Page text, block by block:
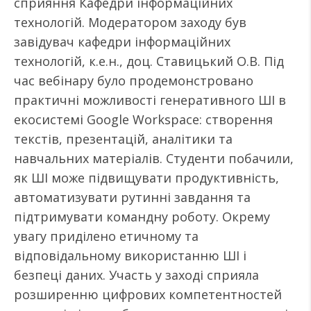
технологій. Модератором заходу був
завідувач кафедри інформаційних
технологій, к.е.н., доц. Ставицький О.В. Під
час вебінару було продемонстровано
практичні можливості генеративного ШІ в
екосистемі Google Workspace: створення
текстів, презентацій, аналітики та
навчальних матеріалів. Студенти побачили,
як ШІ може підвищувати продуктивність,
автоматизувати рутинні завдання та
підтримувати командну роботу. Окрему
увагу приділено етичному та
відповідальному використанню ШІ і
безпеці даних. Участь у заході сприяла
розширенню цифрових компетентностей